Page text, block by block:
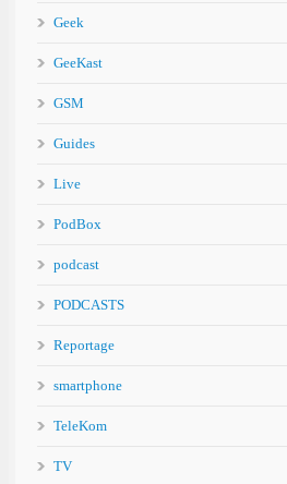
Geek
GeeKast
GSM
Guides
Live
PodBox
podcast
PODCASTS
Reportage
smartphone
TeleKom
TV